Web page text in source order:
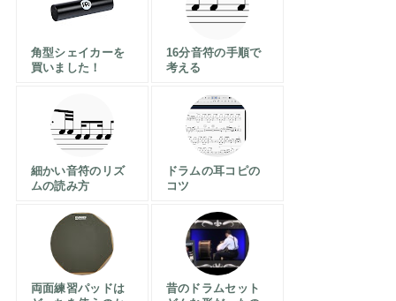
角型シェイカーを
買いました！
16分音符の手順で
考える
細かい音符のリズ
ムの読み方
ドラムの耳コピの
コツ
両面練習パッドは
昔のドラムセット